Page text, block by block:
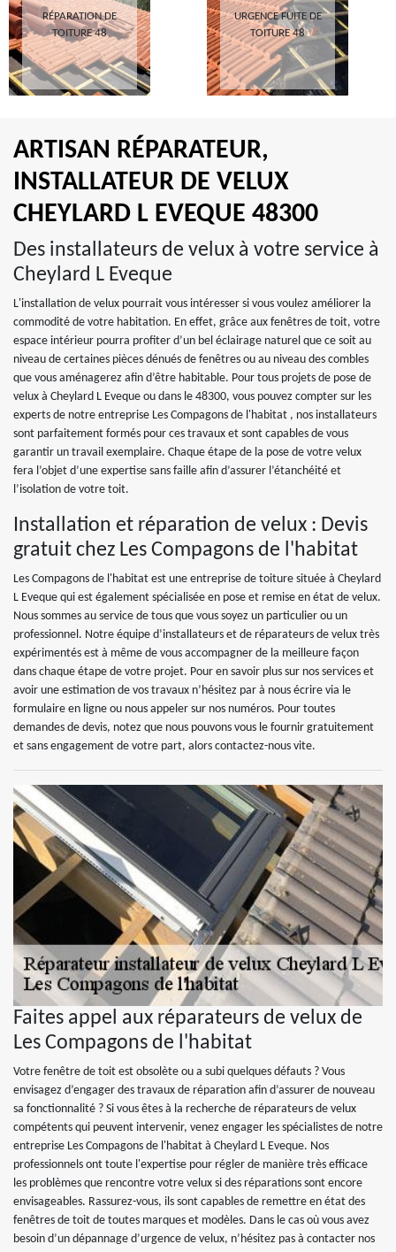
RÉPARATION DE
TOITURE 48
URGENCE FUITE DE
TOITURE 48
ARTISAN RÉPARATEUR,
INSTALLATEUR DE VELUX
CHEYLARD L EVEQUE 48300
Des installateurs de velux à votre service à
Cheylard L Eveque
L'installation de velux pourrait vous intéresser si vous voulez améliorer la
commodité de votre habitation. En effet, grâce aux fenêtres de toit, votre
espace intérieur pourra profiter d’un bel éclairage naturel que ce soit au
niveau de certaines pièces dénués de fenêtres ou au niveau des combles
que vous aménagerez afin d’être habitable. Pour tous projets de pose de
velux à Cheylard L Eveque ou dans le 48300, vous pouvez compter sur les
experts de notre entreprise Les Compagons de l'habitat , nos installateurs
sont parfaitement formés pour ces travaux et sont capables de vous
garantir un travail exemplaire. Chaque étape de la pose de votre velux
fera l’objet d’une expertise sans faille afin d’assurer l’étanchéité et
l’isolation de votre toit.
Installation et réparation de velux : Devis
gratuit chez Les Compagons de l'habitat
Les Compagons de l'habitat est une entreprise de toiture située à Cheylard
L Eveque qui est également spécialisée en pose et remise en état de velux.
Nous sommes au service de tous que vous soyez un particulier ou un
professionnel. Notre équipe d’installateurs et de réparateurs de velux très
expérimentés est à même de vous accompagner de la meilleure façon
dans chaque étape de votre projet. Pour en savoir plus sur nos services et
avoir une estimation de vos travaux n’hésitez par à nous écrire via le
formulaire en ligne ou nous appeler sur nos numéros. Pour toutes
demandes de devis, notez que nous pouvons vous le fournir gratuitement
et sans engagement de votre part, alors contactez-nous vite.
Faites appel aux réparateurs de velux de
Les Compagons de l'habitat
Votre fenêtre de toit est obsolète ou a subi quelques défauts ? Vous
envisagez d’engager des travaux de réparation afin d’assurer de nouveau
sa fonctionnalité ? Si vous êtes à la recherche de réparateurs de velux
compétents qui peuvent intervenir, venez engager les spécialistes de notre
entreprise Les Compagons de l'habitat à Cheylard L Eveque. Nos
professionnels ont toute l'expertise pour régler de manière très efficace
les problèmes que rencontre votre velux si des réparations sont encore
envisageables. Rassurez-vous, ils sont capables de remettre en état des
fenêtres de toit de toutes marques et modèles. Dans le cas où vous avez
besoin d’un dépannage d’urgence de velux, n’hésitez pas à contacter nos